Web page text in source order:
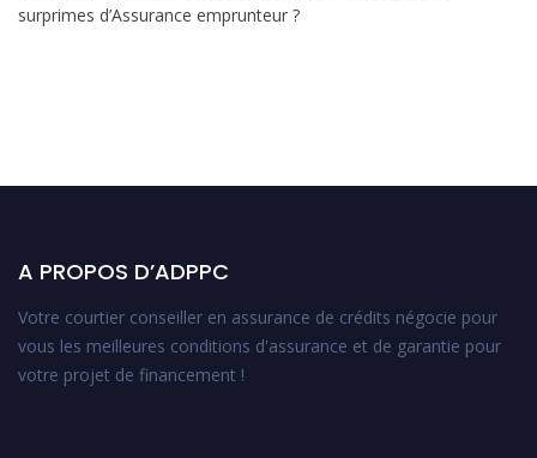
surprimes d’Assurance emprunteur ?
A PROPOS D’ADPPC
Votre courtier conseiller en assurance de crédits négocie pour
vous les meilleures conditions d'assurance et de garantie pour
votre projet de financement !